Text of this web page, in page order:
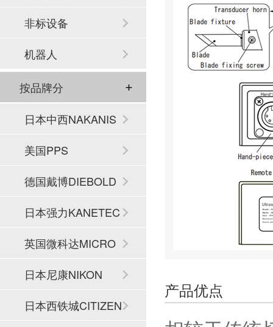
产品优点
非标设备
机器人
按品牌分
日本中西NAKANIS
HI
美国PPS
德国戴博DIEBOLD
日本强力KANETEC
英国微科达MICRO
SET
日本尼康NIKON
日本西铁城CITIZEN